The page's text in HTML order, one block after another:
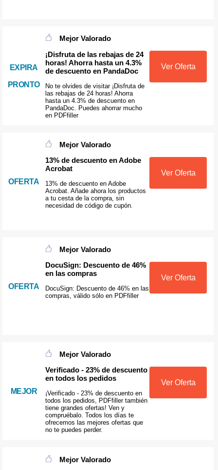
EXPIRA
PRONTO
Mejor Valorado
¡Disfruta de las rebajas de 24
horas! Ahorra hasta un 4.3%
de descuento en PandaDoc
No te olvides de visitar ¡Disfruta de
las rebajas de 24 horas! Ahorra
hasta un 4.3% de descuento en
PandaDoc. Puedes ahorrar mucho
en PDFfiller
Ver Oferta
OFERTA
Mejor Valorado
13% de descuento en Adobe
Acrobat
13% de descuento en Adobe
Acrobat. Añade ahora los productos
a tu cesta de la compra, sin
necesidad de código de cupón.
Ver Oferta
OFERTA
Mejor Valorado
DocuSign: Descuento de 46%
en las compras
DocuSign: Descuento de 46% en las
compras, válido sólo en PDFfiller
Ver Oferta
MEJOR
Mejor Valorado
Verificado - 23% de descuento
en todos los pedidos
¡Verificado - 23% de descuento en
todos los pedidos, PDFfiller también
tiene grandes ofertas! Ven y
compruébalo. Todos los días te
ofrecemos las mejores ofertas que
no te puedes perder.
Ver Oferta
Mejor Valorado